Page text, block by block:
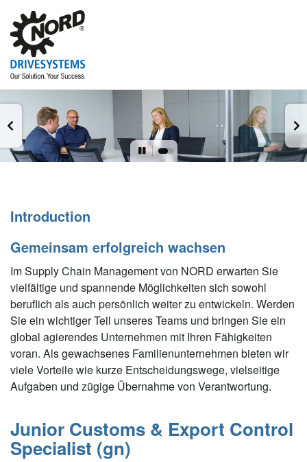
Junior Customs & Export Control
Specialist (gn)
Introduction
Gemeinsam erfolgreich wachsen
Im Supply Chain Management von NORD erwarten Sie
vielfältige und spannende Möglichkeiten sich sowohl
beruflich als auch persönlich weiter zu entwickeln. Werden
Sie ein wichtiger Teil unseres Teams und bringen Sie ein
global agierendes Unternehmen mit Ihren Fähigkeiten
voran. Als gewachsenes Familienunternehmen bieten wir
viele Vorteile wie kurze Entscheidungswege, vielseitige
Aufgaben und zügige Übernahme von Verantwortung.